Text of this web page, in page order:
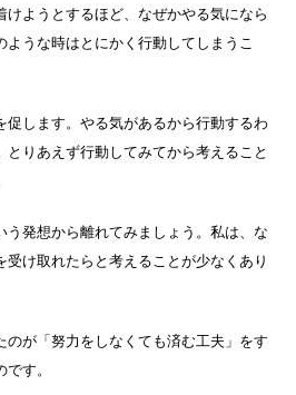
けようとするほど、なぜかやる気になら
うな時はとにかく行動してしまうこ
促します。やる気があるから行動するわ
とりあえず行動してみてから考えること
う発想から離れてみましょう。私は、な
受け取れたらと考えることが少なくあり
のが「努力をしなくても済む工夫」をす
す。